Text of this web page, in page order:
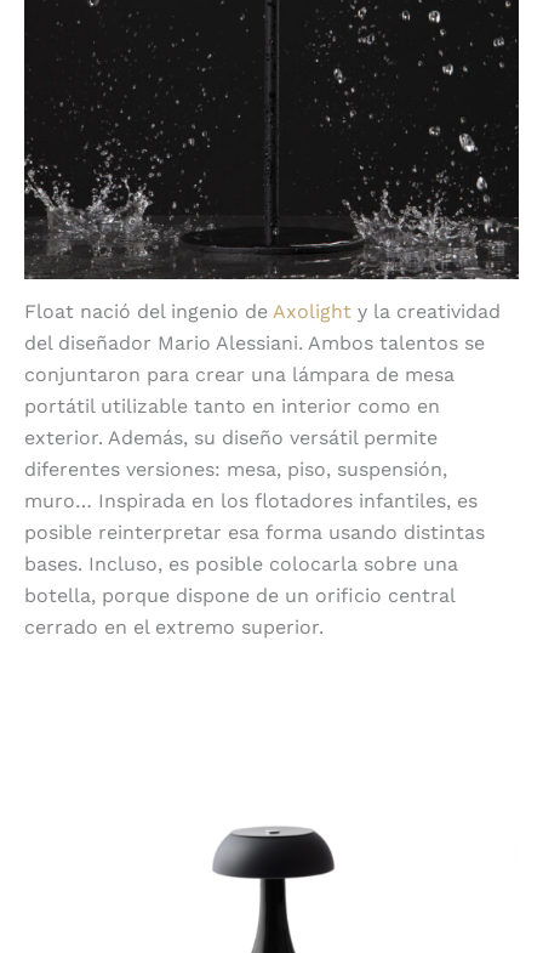
Float nació del ingenio de Axolight y la creatividad
del diseñador Mario Alessiani. Ambos talentos se
conjuntaron para crear una lámpara de mesa
portátil utilizable tanto en interior como en
exterior. Además, su diseño versátil permite
diferentes versiones: mesa, piso, suspensión,
muro… Inspirada en los flotadores infantiles, es
posible reinterpretar esa forma usando distintas
bases. Incluso, es posible colocarla sobre una
botella, porque dispone de un orificio central
cerrado en el extremo superior.